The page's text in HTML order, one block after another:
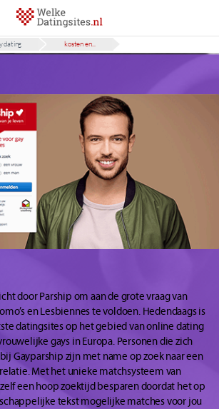
dating kosten en...
door Parship om aan de grote vraag van
en Lesbiennes te voldoen. Hedendaags is
datingsites op het gebied van online dating
gays in Europa. Personen die zich
Gayparship zijn met name op zoek naar een
Met het unieke matchsysteem van
een hoop zoektijd besparen doordat het op
tekst mogelijke matches voor jou